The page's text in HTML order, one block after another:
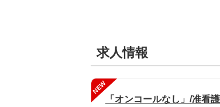
求人情報
NEW
「オンコールなし」/准看